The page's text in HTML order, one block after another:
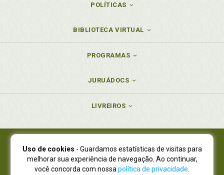
POLÍTICAS
BIBLIOTECA VIRTUAL
PROGRAMAS
JURUÁDOCS
LIVREIROS
Juruá Editora Ltda., CNPJ 77.535.508/0001-19
Juruá Informática Ltda., CNPJ 01.701.561/0001-80
NOVO ENDEREÇO:R. Flávio Dallegrave, 7665, São Lourenço |
Uso de cookies - Guardamos estatísticas de visitas para
melhorar sua experiência de navegação. Ao continuar,
você concorda com nossa política de privacidade